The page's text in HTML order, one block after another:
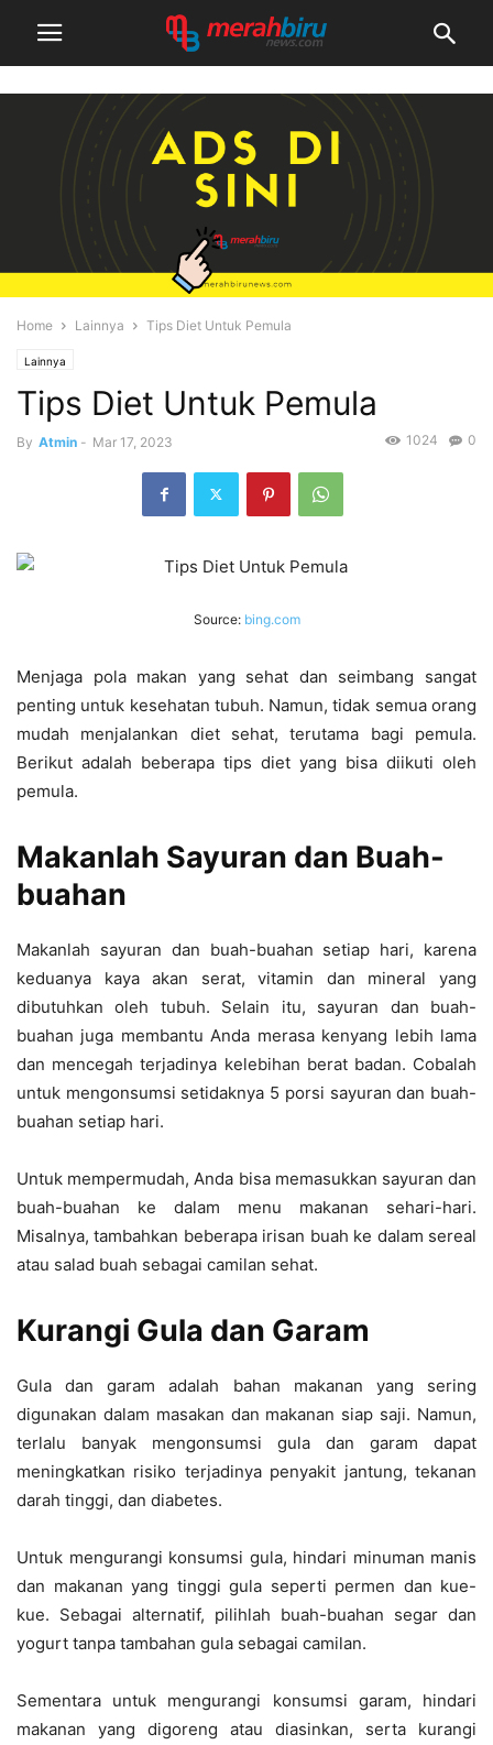
Home Lainnya Tips Diet Untuk Pemula
Lainnya
Tips Diet Untuk Pemula
By Atmin - Mar 17, 2023 0
1024
Source: bing.com
Menjaga pola makan yang sehat dan seimbang sangat
penting untuk kesehatan tubuh. Namun, tidak semua orang
mudah menjalankan diet sehat, terutama bagi pemula.
Berikut adalah beberapa tips diet yang bisa diikuti oleh
pemula.
Makanlah Sayuran dan Buah-
buahan
Makanlah sayuran dan buah-buahan setiap hari, karena
keduanya kaya akan serat, vitamin dan mineral yang
dibutuhkan oleh tubuh. Selain itu, sayuran dan buah-
buahan juga membantu Anda merasa kenyang lebih lama
dan mencegah terjadinya kelebihan berat badan. Cobalah
untuk mengonsumsi setidaknya 5 porsi sayuran dan buah-
buahan setiap hari.
Untuk mempermudah, Anda bisa memasukkan sayuran dan
buah-buahan ke dalam menu makanan sehari-hari.
Misalnya, tambahkan beberapa irisan buah ke dalam sereal
atau salad buah sebagai camilan sehat.
Kurangi Gula dan Garam
Gula dan garam adalah bahan makanan yang sering
digunakan dalam masakan dan makanan siap saji. Namun,
terlalu banyak mengonsumsi gula dan garam dapat
meningkatkan risiko terjadinya penyakit jantung, tekanan
darah tinggi, dan diabetes.
Untuk mengurangi konsumsi gula, hindari minuman manis
dan makanan yang tinggi gula seperti permen dan kue-
kue. Sebagai alternatif, pilihlah buah-buahan segar dan
yogurt tanpa tambahan gula sebagai camilan.
Sementara untuk mengurangi konsumsi garam, hindari
makanan yang digoreng atau diasinkan, serta kurangi